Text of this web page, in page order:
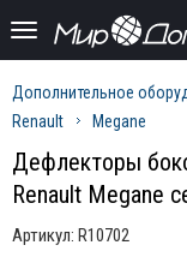
Дополнительное
Renault
Megane
Дефлекторы
Renault Megane
Артикул: R10702